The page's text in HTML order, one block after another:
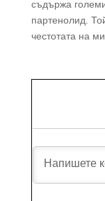
съдържа
партенолид.
честотата на